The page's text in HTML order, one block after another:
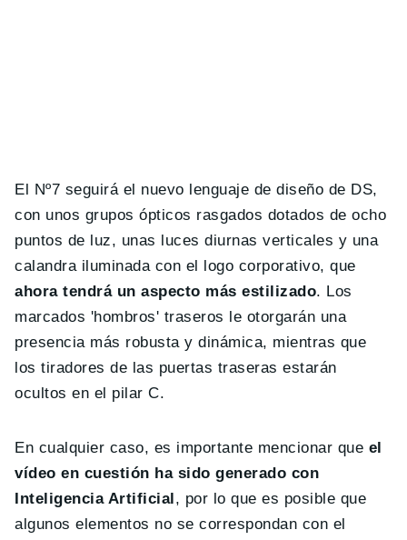
El Nº7 seguirá el nuevo lenguaje de diseño de DS,
con unos grupos ópticos rasgados dotados de ocho
puntos de luz, unas luces diurnas verticales y una
calandra iluminada con el logo corporativo, que
ahora tendrá un aspecto más estilizado. Los
marcados 'hombros' traseros le otorgarán una
presencia más robusta y dinámica, mientras que
los tiradores de las puertas traseras estarán
ocultos en el pilar C.
En cualquier caso, es importante mencionar que el
vídeo en cuestión ha sido generado con
Inteligencia Artificial , por lo que es posible que
algunos elementos no se correspondan con el